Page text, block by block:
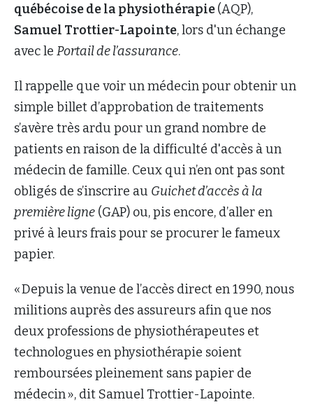
québécoise de la physiothérapie(AQP),
Samuel Trottier-Lapointe, lors d'un échange
avec le Portail de l’assurance.
Il rappelle que voir un médecin pour obtenir un
simple billet d’approbation de traitements
s’avère très ardu pour un grand nombre de
patients en raison de la difficulté d'accès à un
médecin de famille. Ceux qui n’en ont pas sont
obligés de s’inscrire au Guichet d’accès à la
première ligne (GAP) ou, pis encore, d’aller en
privé à leurs frais pour se procurer le fameux
papier.
« Depuis la venue de l’accès direct en 1990, nous
militions auprès des assureurs afin que nos
deux professions de physiothérapeutes et
technologues en physiothérapie soient
remboursées pleinement sans papier de
médecin », dit Samuel Trottier-Lapointe.